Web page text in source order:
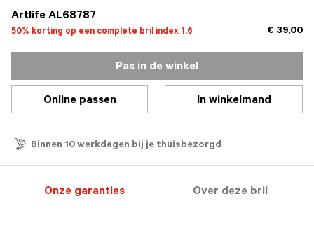
Artlife AL68787
50% korting op een complete bril index 1.6 € 39,00
Pas in de winkel
Online passen In winkelmand
Binnen 10 werkdagen bij je thuisbezorgd
Onze garanties Over deze bril